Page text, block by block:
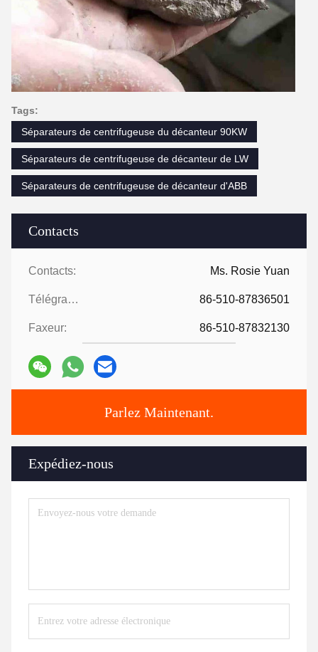
Contacts
Contacts: Ms. Rosie Yuan
Télégramme: 86-510-87836501
Faxeur: 86-510-87832130
Parlez Maintenant.
Expédiez-nous
Tags:
Séparateurs de centrifugeuse du décanteur 90KW
Séparateurs de centrifugeuse de décanteur de LW
Séparateurs de centrifugeuse de décanteur d'ABB